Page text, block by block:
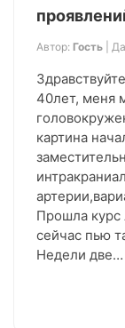
Автор: Гость |
40лет, меня
картина
Прошла курс
сейчас пью
Недели две…